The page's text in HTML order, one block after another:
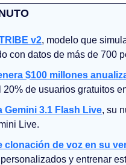
v2, modelo que
con datos de más de 700
$100 millones
20% de usuarios gratuitos
Gemini 3.1 Flash Live, su
Live.
clonación de voz en su
y entrenar